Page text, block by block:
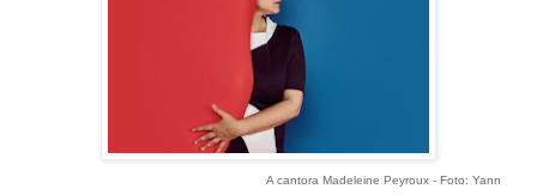
A cantora Madeleine Peyroux - Foto: Yann